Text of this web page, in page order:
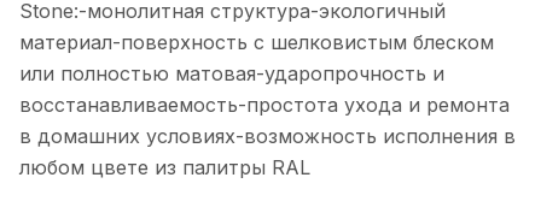
Stone:-монолитная структура-экологичный
материал-поверхность с шелковистым блеском
или полностью матовая-ударопрочность и
восстанавливаемость-простота ухода и ремонта
в домашних условиях-возможность исполнения в
любом цвете из палитры RAL